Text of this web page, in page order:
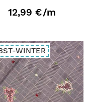
12,99 €/m
WINTER